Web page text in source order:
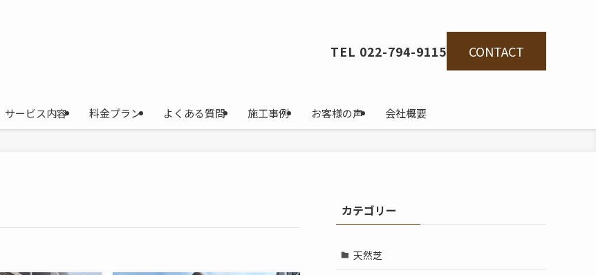
サービス内容 料金プラン よくある質問 施工事例 お客様の声 会社概要
TEL 022-794-9115 CONTACT
カテゴリー
天然芝